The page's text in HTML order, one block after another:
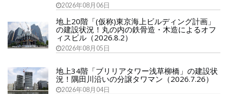
2026年08月06日
地上20階「(仮称)東京海上ビルディング計画」
の建設状況！丸の内の鉄骨造・木造によるオフ
ィスビル（2026.8.2）
2026年08月05日
地上34階「ブリリアタワー浅草柳橋」の建設状
況！隅田川沿いの分譲タワマン（2026.7.26）
2026年08月04日